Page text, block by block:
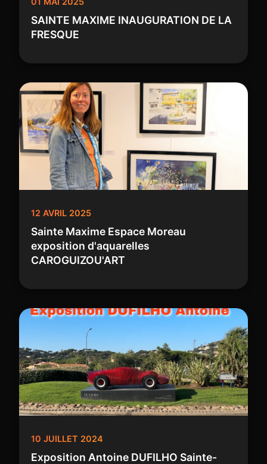
SAINTE MAXIME INAUGURATION DE LA
FRESQUE
12 AVRIL 2025
Sainte Maxime Espace Moreau
exposition d'aquarelles
CAROGUIZOU'ART
10 JUILLET 2024
Exposition Antoine DUFILHO Sainte-